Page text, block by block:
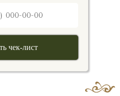
чек-лист